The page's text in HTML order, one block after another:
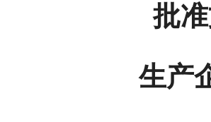
批准
生产